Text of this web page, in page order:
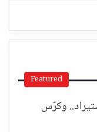
Featured
وكرّس